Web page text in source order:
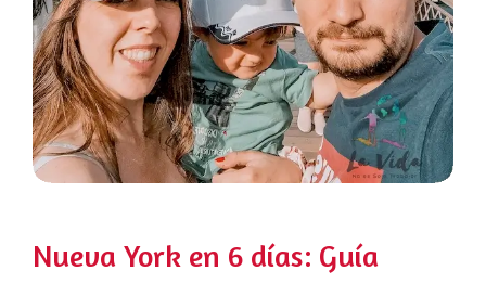
Nueva York en 6 días: Guía